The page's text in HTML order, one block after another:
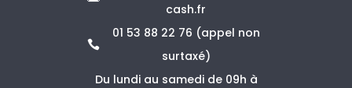
cash.fr
01 53 88 22 76 (appel non
surtaxé)
Du lundi au samedi de 09h à